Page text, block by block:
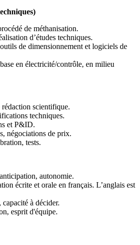
de méthanisation.
d’études techniques.
de dimensionnement et logiciels de
en électricité/contrôle, en milieu
scientifique.
techniques.
et P&ID.
négociations de prix.
tests.
autonomie.
écrite et orale en français. L’anglais est
à décider.
esprit d'équipe.